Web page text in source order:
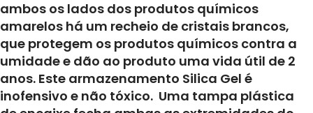
ambos os lados dos produtos químicos
amarelos há um recheio de cristais brancos,
que protegem os produtos químicos contra a
umidade e dão ao produto uma vida útil de 2
anos. Este armazenamento Silica Gel é
inofensivo e não tóxico. Uma tampa plástica